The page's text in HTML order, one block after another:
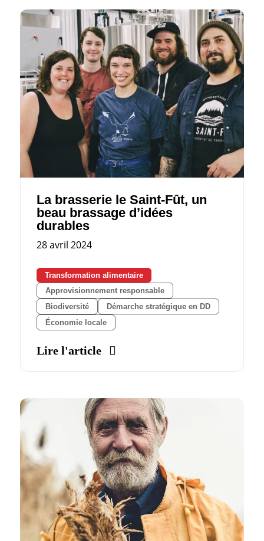
La brasserie le Saint-Fût, un
beau brassage d’idées
durables
28 avril 2024
Transformation alimentaire
Approvisionnement responsable
Biodiversité
Démarche stratégique en DD
Économie locale
Lire l'article